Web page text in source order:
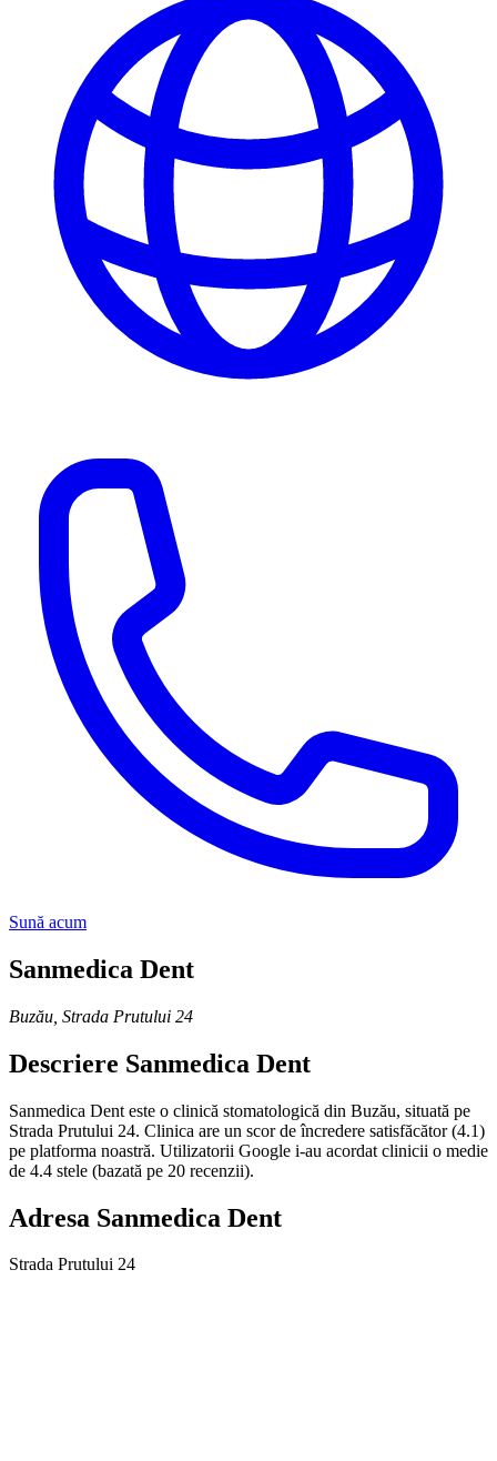
Sună acum
Sanmedica Dent
Buzău Strada Prutului 24
Descriere Sanmedica Dent
Sanmedica Dent este o clinică stomatologică din Buzău, situată pe
Strada Prutului 24. Clinica are un scor de încredere satisfăcător (4.1)
pe platforma noastră. Utilizatorii Google i-au acordat clinicii o medie
de 4.4 stele (bazată pe 20 recenzii).
Adresa Sanmedica Dent
Strada Prutului 24